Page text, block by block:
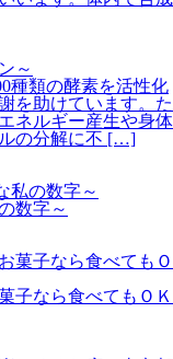
～
種類の酵素を活性化
を助けています。た
ネルギー産生や身体
の分解に不 […]
数字～
子なら食べてもＯＫ